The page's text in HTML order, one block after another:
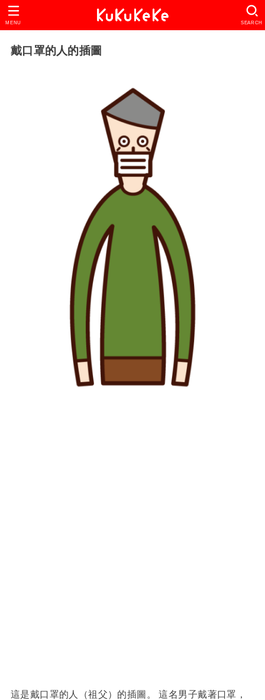
SEARCH
MENU
戴口罩的人的插圖
這是戴口罩的人（祖父）的插圖。 這名男子戴著口罩，